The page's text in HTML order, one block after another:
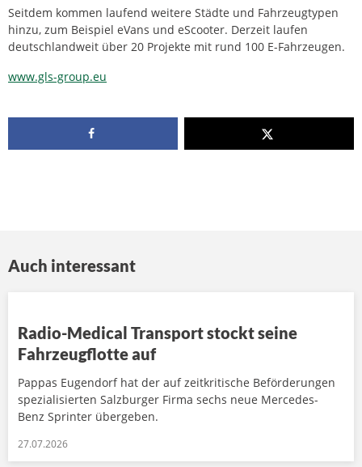
Seitdem kommen laufend weitere Städte und Fahrzeugtypen
hinzu, zum Beispiel eVans und eScooter. Derzeit laufen
deutschlandweit über 20 Projekte mit rund 100 E-Fahrzeugen.
www.gls-group.eu
Auch interessant
Radio-Medical Transport stockt seine
Fahrzeugflotte auf
Pappas Eugendorf hat der auf zeitkritische Beförderungen
spezialisierten Salzburger Firma sechs neue Mercedes-
Benz Sprinter übergeben.
27.07.2026